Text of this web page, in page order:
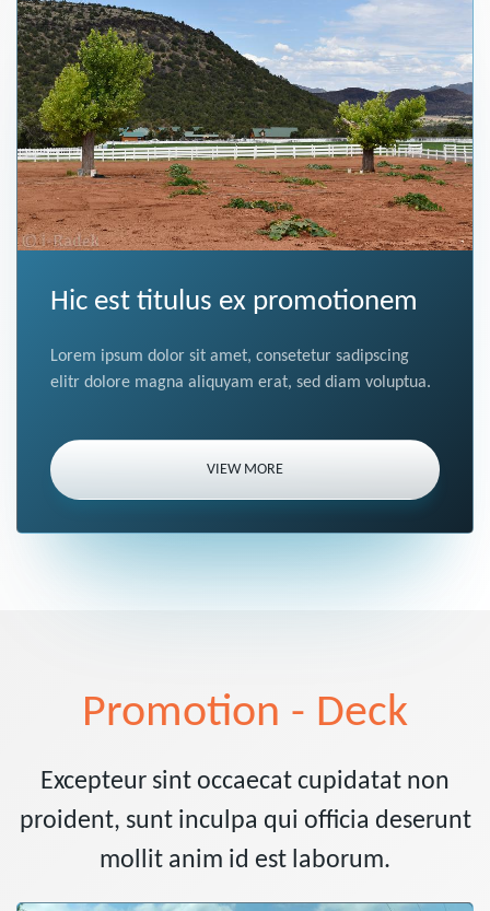
Hic est titulus ex promotionem
Lorem ipsum dolor sit amet, consetetur sadipscing
elitr dolore magna aliquyam erat, sed diam voluptua.
VIEW MORE
Promotion - Deck
Excepteur sint occaecat cupidatat non
proident, sunt inculpa qui officia deserunt
mollit anim id est laborum.